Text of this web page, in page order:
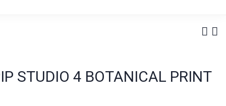
STUDIO 4 BOTANICAL PRINT